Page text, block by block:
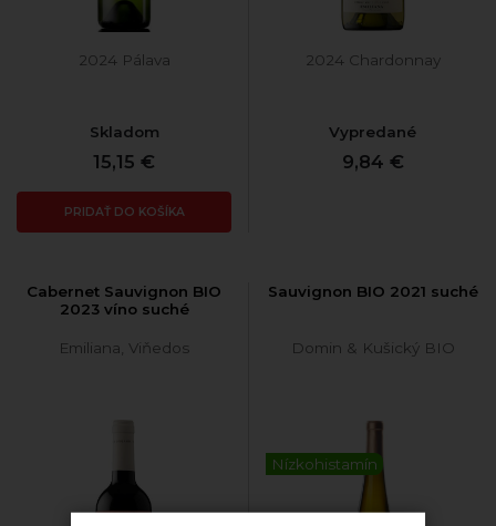
2024 Pálava
Skladom
15,15 €
PRIDAŤ DO KOŠÍKA
2024 Chardonnay
Vypredané
9,84 €
Cabernet Sauvignon BIO
2023 víno suché
Emiliana, Viňedos
Sauvignon BIO 2021 suché
Domin & Kušický BIO
Nízkohistamín